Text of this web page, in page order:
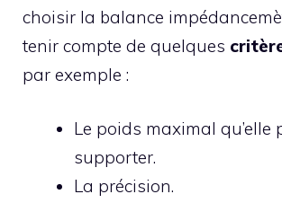
choisir la balance
tenir compte de quelques
par exemple :
Le poids maximal qu’elle
supporter.
La précision.